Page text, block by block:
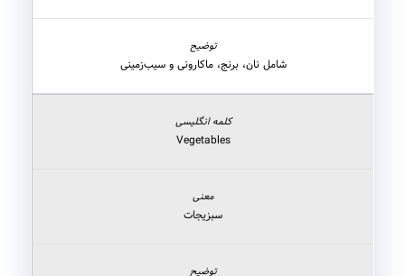
شامل نان، برنج، ماکارونی و سیب‌زمینی
Vegetables
سبزیجات